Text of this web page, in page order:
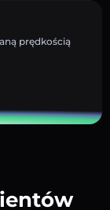
prędkością